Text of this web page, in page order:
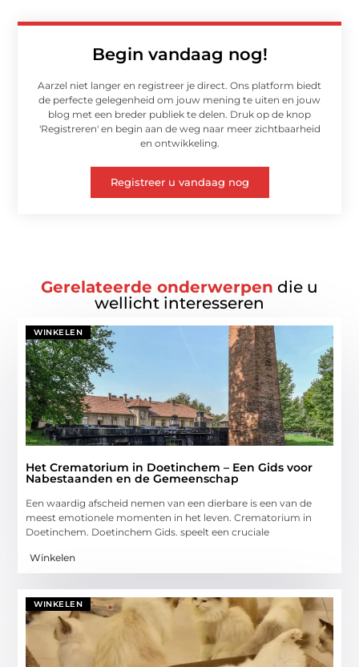
Begin vandaag nog!
Aarzel niet langer en registreer je direct. Ons platform biedt
de perfecte gelegenheid om jouw mening te uiten en jouw
blog met een breder publiek te delen. Druk op de knop
'Registreren' en begin aan de weg naar meer zichtbaarheid
en ontwikkeling.
Registreer u vandaag nog
Gerelateerde onderwerpen die u
wellicht interesseren
WINKELEN
Het Crematorium in Doetinchem – Een Gids voor
Nabestaanden en de Gemeenschap
Een waardig afscheid nemen van een dierbare is een van de
meest emotionele momenten in het leven. Crematorium in
Doetinchem. Doetinchem Gids. speelt een cruciale
Winkelen
WINKELEN